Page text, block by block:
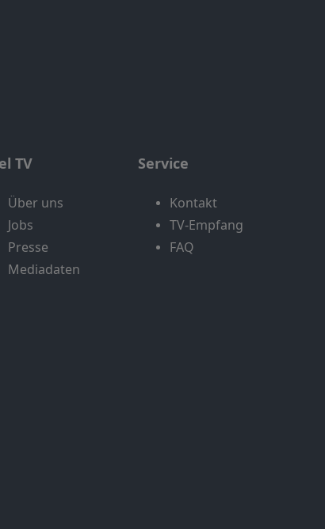
TV
Über uns
Jobs
Presse
Mediadaten
Service
Kontakt
TV-Empfang
FAQ